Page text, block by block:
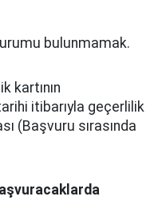
bulunmamak.
kartının
itibarıyla geçerlilik
(Başvuru sırasında